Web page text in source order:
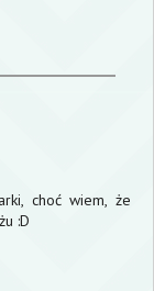
choć wiem, że
:D